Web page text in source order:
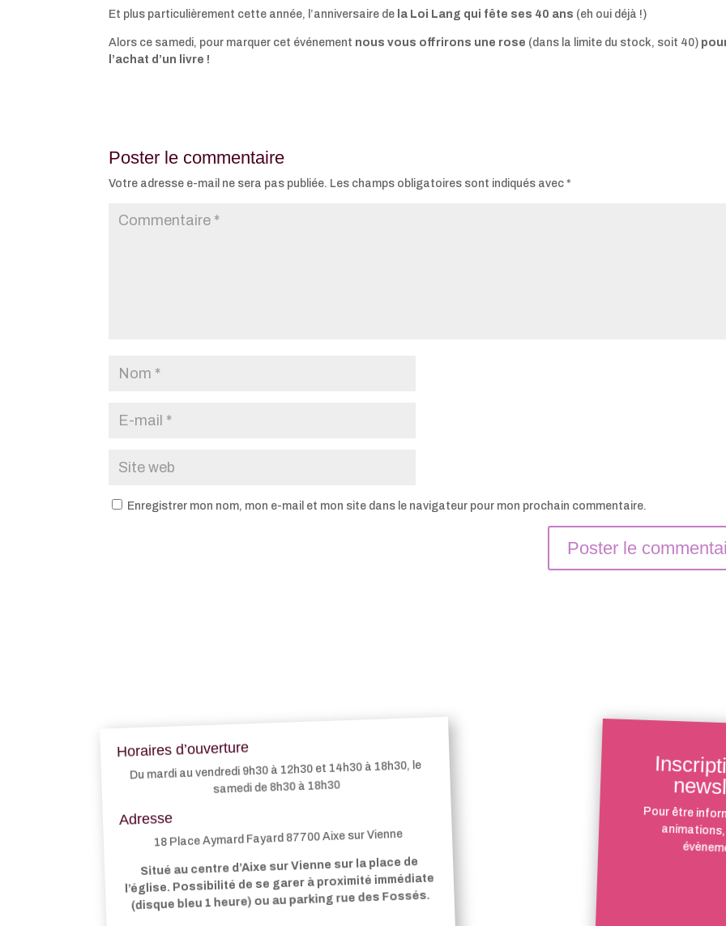
Et plus particulièrement cette année, l’anniversaire de la Loi Lang qui fête ses 40 ans (eh oui déjà !)
Alors ce samedi, pour marquer cet événement nous vous offrirons une rose (dans la limite du stock, soit 40)
l’achat d’un livre !
Poster le commentaire
Votre adresse e-mail ne sera pas publiée. Les champs obligatoires sont indiqués avec*
Enregistrer mon nom, mon e-mail et mon site dans le navigateur pour mon prochain commentaire.
Horaires d’ouverture
Du mardi au vendredi 9h30 à 12h30 et 14h30 à 18h30, le
samedi de 8h30 à 18h30
Adresse
18 Place Aymard Fayard 87700 Aixe sur Vienne
Situé au centre d’Aixe sur Vienne sur la place de
l’église. Possibilité de se garer à proximité immédiate
(disque bleu 1 heure) ou au parking rue des Fossés.
Pour être